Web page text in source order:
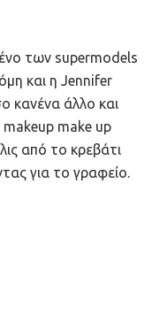
των supermodels
και η Jennifer
κανένα άλλο και
makeup make up
από το κρεβάτι
για το γραφείο.